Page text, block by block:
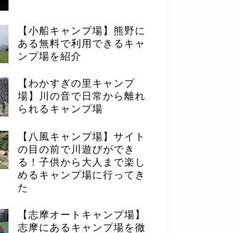
【小船キャンプ場】熊野に
ある無料で利用できるキャ
ンプ場を紹介
【わかすぎの里キャンプ
場】川の音で日常から離れ
られるキャンプ場
【八風キャンプ場】サイト
の目の前で川遊びができ
る！子供から大人まで楽し
めるキャンプ場に行ってき
た
【志摩オートキャンプ場】
志摩にあるキャンプ場を徹